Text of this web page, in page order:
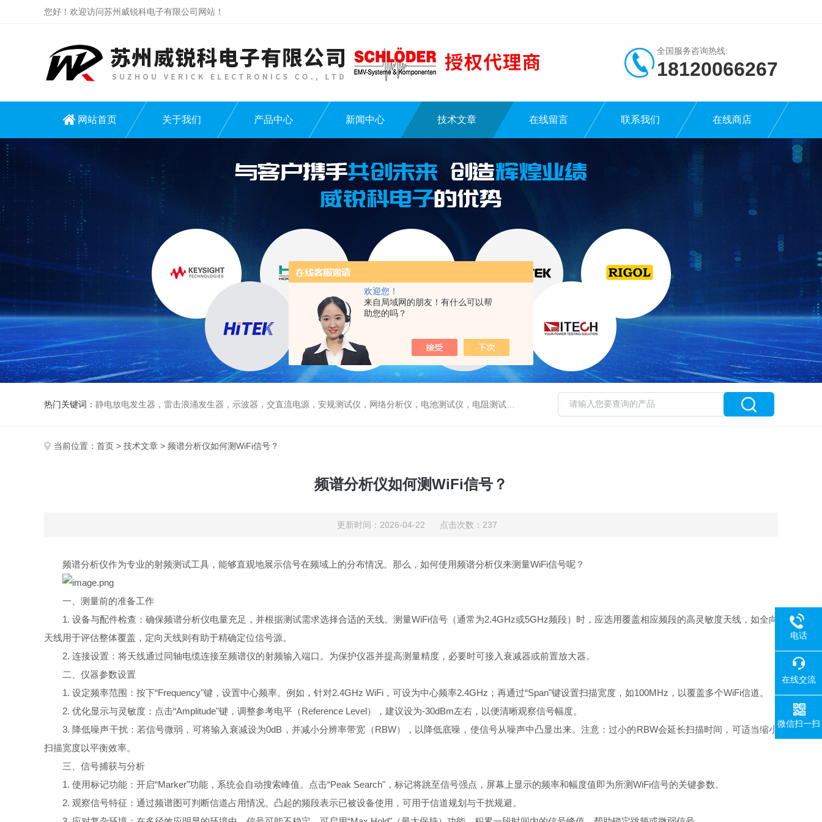
欢迎您！
来自局域网的朋友！有什么可以帮
助您的吗？
您好！欢迎访问苏州威锐科电子有限公司网站！
全国服务咨询热线:
18120066267
网站首页 关于我们 产品中心 新闻中心 技术文章 在线留言 联系我们 在线商店
热门关键词： 静电放电发生器，雷击浪涌发生器，示波器，交直流电源，安规测试仪，网络分析仪，电池测试仪，电阻测试仪，数据采集仪
当前位置： 首页 > 技术文章 > 频谱分析仪如何测WiFi信号？
频谱分析仪如何测WiFi信号？
更新时间：2026-04-22 点击次数：237
频谱分析仪作为专业的射频测试工具，能够直观地展示信号在频域上的分布情况。那么，如何使用频谱分析仪来测量WiFi信号呢？
一、测量前的准备工作
1. 设备与配件检查：确保频谱分析仪电量充足，并根据测试需求选择合适的天线。测量WiFi信号（通常为2.4GHz或5GHz频段）时，应选用覆盖相应频段的高灵敏度天线，如全向
天线用于评估整体覆盖，定向天线则有助于精确定位信号源。
2. 连接设置：将天线通过同轴电缆连接至频谱仪的射频输入端口。为保护仪器并提高测量精度，必要时可接入衰减器或前置放大器。
二、仪器参数设置
1. 设定频率范围：按下“Frequency"键，设置中心频率。例如，针对2.4GHz WiFi，可设为中心频率2.4GHz；再通过“Span"键设置扫描宽度，如100MHz，以覆盖多个WiFi信道。
2. 优化显示与灵敏度：点击“Amplitude"键，调整参考电平（Reference Level），建议设为-30dBm左右，以便清晰观察信号幅度。
3. 降低噪声干扰：若信号微弱，可将输入衰减设为0dB，并减小分辨率带宽（RBW），以降低底噪，使信号从噪声中凸显出来。注意：过小的RBW会延长扫描时间，可适当缩小
扫描宽度以平衡效率。
三、信号捕获与分析
1. 使用标记功能：开启“Marker"功能，系统会自动搜索峰值。点击“Peak Search"，标记将跳至信号强点，屏幕上显示的频率和幅度值即为所测WiFi信号的关键参数。
2. 观察信号特征：通过频谱图可判断信道占用情况。凸起的频段表示已被设备使用，可用于信道规划与干扰规避。
电话
在线交流
微信扫一扫